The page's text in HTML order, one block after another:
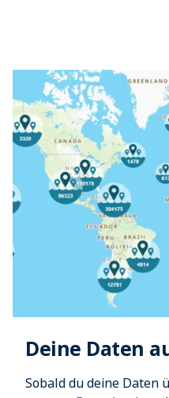
Deine Daten
Sobald du deine Daten